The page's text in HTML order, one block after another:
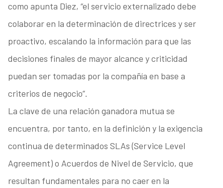
como apunta Diez, “el servicio externalizado debe
colaborar en la determinación de directrices y ser
proactivo, escalando la información para que las
decisiones finales de mayor alcance y criticidad
puedan ser tomadas por la compañía en base a
criterios de negocio”.
La clave de una relación ganadora mutua se
encuentra, por tanto, en la definición y la exigencia
continua de determinados SLAs (Service Level
Agreement) o Acuerdos de Nivel de Servicio, que
resultan fundamentales para no caer en la